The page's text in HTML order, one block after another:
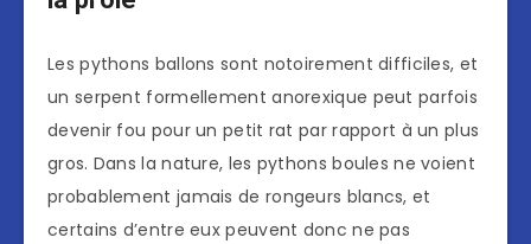
Les pythons ballons sont notoirement difficiles, et
un serpent formellement anorexique peut parfois
devenir fou pour un petit rat par rapport à un plus
gros. Dans la nature, les pythons boules ne voient
probablement jamais de rongeurs blancs, et
certains d’entre eux peuvent donc ne pas